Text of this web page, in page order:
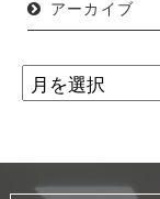
アーカイブ